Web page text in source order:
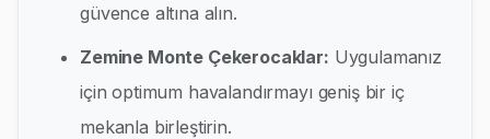
güvence altına alın.
Zemine Monte Çekerocaklar: Uygulamanız
için optimum havalandırmayı geniş bir iç
mekanla birleştirin.